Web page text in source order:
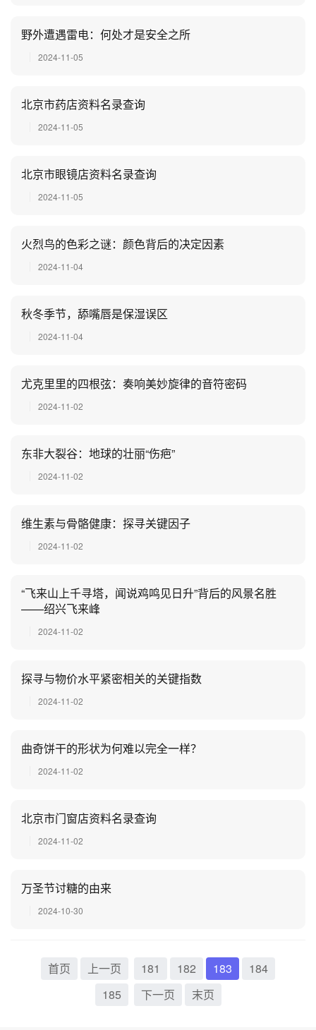
野外遭遇雷电：何处才是安全之所
2024-11-05
北京市药店资料名录查询
2024-11-05
北京市眼镜店资料名录查询
2024-11-05
火烈鸟的色彩之谜：颜色背后的决定因素
2024-11-04
秋冬季节，舔嘴唇是保湿误区
2024-11-04
尤克里里的四根弦：奏响美妙旋律的音符密码
2024-11-02
东非大裂谷：地球的壮丽“伤疤”
2024-11-02
维生素与骨骼健康：探寻关键因子
2024-11-02
“飞来山上千寻塔，闻说鸡鸣见日升”背后的风景名胜
——绍兴飞来峰
2024-11-02
探寻与物价水平紧密相关的关键指数
2024-11-02
曲奇饼干的形状为何难以完全一样？
2024-11-02
北京市门窗店资料名录查询
2024-11-02
万圣节讨糖的由来
2024-10-30
首页 上一页 181 182 183
184
185
下一页 末页